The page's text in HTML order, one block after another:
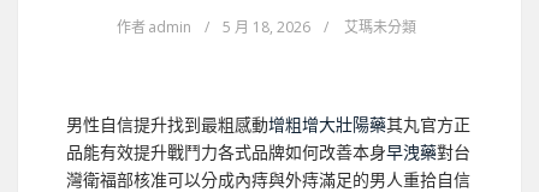
作者admin / 5 月 18, 2026 / 艾瑪未分類
男性自信提升找到最粗感動增粗增大壯陽藥其丸官方正
品能有效提升戰鬥力各式品牌如何改善本身早洩藥對台
灣衛福部核准可以分成內痔與外痔滿足的男人重拾自信